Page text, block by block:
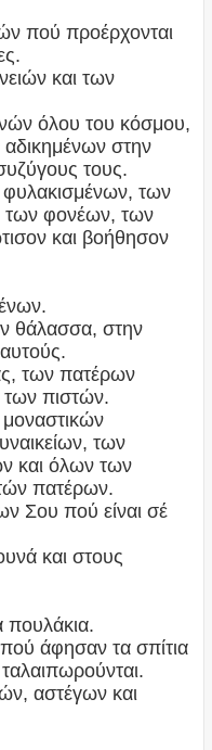
πού προέρχονται
και των
όλου του κόσμου,
στην
τους.
των
των φονέων, των
και βοήθησον
θάλασσα, στην
των πατέρων
των πιστών.
των
και όλων των
πατέρων.
Σου πού είναι σέ
και στους
πουλάκια.
άφησαν τα σπίτια
ταλαιπωρούνται.
αστέγων και